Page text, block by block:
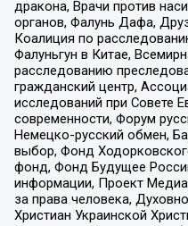
дракона, Врачи против
органов, Фалунь Дафа,
Коалиция по
Фалуньгун в Китае,
расследованию
гражданский центр,
исследований при Совете
современности, Форум
Немецко-русский обмен,
выбор, Фонд
фонд, Фонд Будущее
информации, Проект
за права человека,
Христиан Украинской